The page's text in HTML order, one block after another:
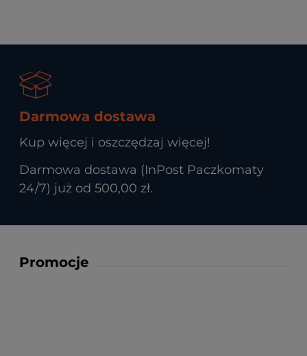
Darmowa dostawa
Kup więcej i oszczędzaj więcej!
Darmowa dostawa (InPost Paczkomaty
24/7) już od 500,00 zł.
Promocje